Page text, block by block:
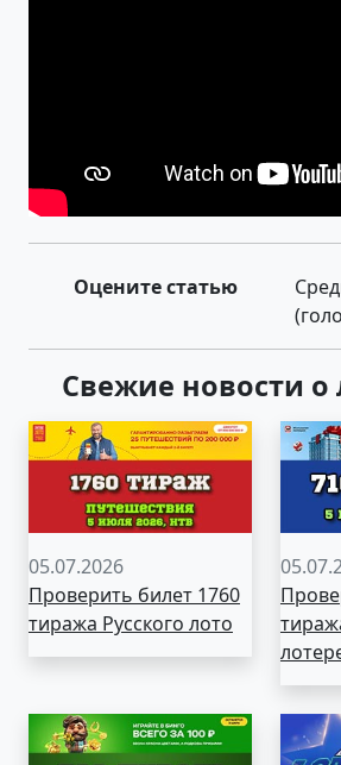
Оцените статью
Свежие новости о
05.07.2026
Проверить билет 1760
тиража Русского лото